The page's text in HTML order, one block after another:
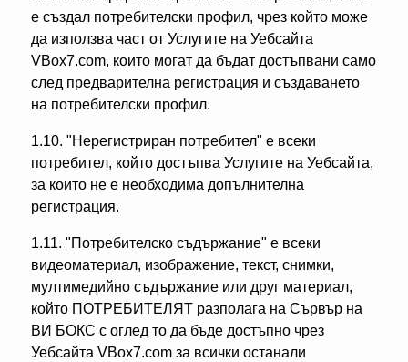
е създал потребителски профил, чрез който може
да използва част от Услугите на Уебсайта
VBox7.com, които могат да бъдат достъпвани само
след предварителна регистрация и създаването
на потребителски профил.
1.10. "Нерегистриран потребител" е всеки
потребител, който достъпва Услугите на Уебсайта,
за които не е необходима допълнителна
регистрация.
1.11. "Потребителско съдържание" е всеки
видеоматериал, изображение, текст, снимки,
мултимедийно съдържание или друг материал,
който ПОТРЕБИТЕЛЯТ разполага на Сървър на
ВИ БОКС с оглед то да бъде достъпно чрез
Уебсайта VBox7.com за всички останали